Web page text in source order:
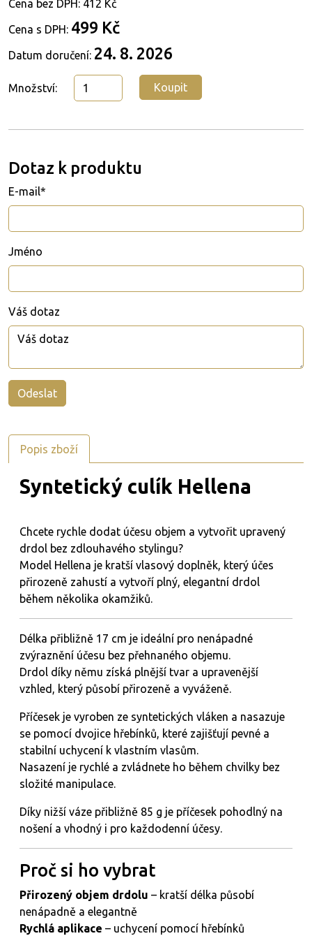
Cena bez DPH: 412 Kč
Cena s DPH: 499 Kč
Datum doručení: 24. 8. 2026
Množství: Koupit
Dotaz k produktu
E-mail*
Jméno
Váš dotaz
Popis zboží
Syntetický culík Hellena
Chcete rychle dodat účesu objem a vytvořit upravený
drdol bez zdlouhavého stylingu?
Model Hellena je kratší vlasový doplněk, který účes
přirozeně zahustí a vytvoří plný, elegantní drdol
během několika okamžiků.
Délka přibližně 17 cm je ideální pro nenápadné
zvýraznění účesu bez přehnaného objemu.
Drdol díky němu získá plnější tvar a upravenější
vzhled, který působí přirozeně a vyváženě.
Příčesek je vyroben ze syntetických vláken a nasazuje
se pomocí dvojice hřebínků, které zajišťují pevné a
stabilní uchycení k vlastním vlasům.
Nasazení je rychlé a zvládnete ho během chvilky bez
složité manipulace.
Díky nižší váze přibližně 85 g je příčesek pohodlný na
nošení a vhodný i pro každodenní účesy.
Proč si ho vybrat
Přirozený objem drdolu – kratší délka působí
nenápadně a elegantně
Rychlá aplikace – uchycení pomocí hřebínků